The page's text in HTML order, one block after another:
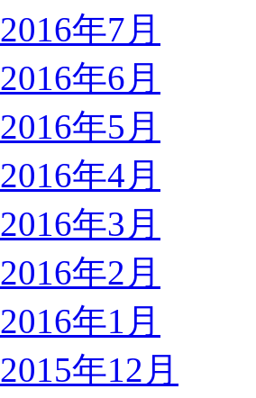
2016年7月
2016年6月
2016年5月
2016年4月
2016年3月
2016年2月
2016年1月
2015年12月